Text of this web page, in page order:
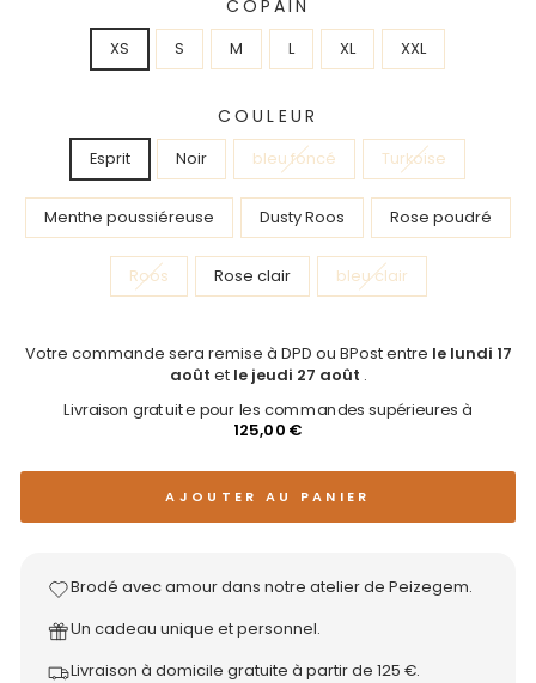
COPAIN
XS S M L XL XXL
COULEUR
Esprit Noir bleu foncé Turkoise
Menthe poussiéreuse Dusty Roos Rose poudré
Roos Rose clair bleu clair
Votre commande sera remise à DPD ou BPost entre le lundi 17
août et le jeudi 27 août .
Livraison gratuite pour les commandes supérieures à
125,00 €
AJOUTER AU PANIER
Brodé avec amour dans notre atelier de Peizegem.
Un cadeau unique et personnel.
Livraison à domicile gratuite à partir de 125 €.